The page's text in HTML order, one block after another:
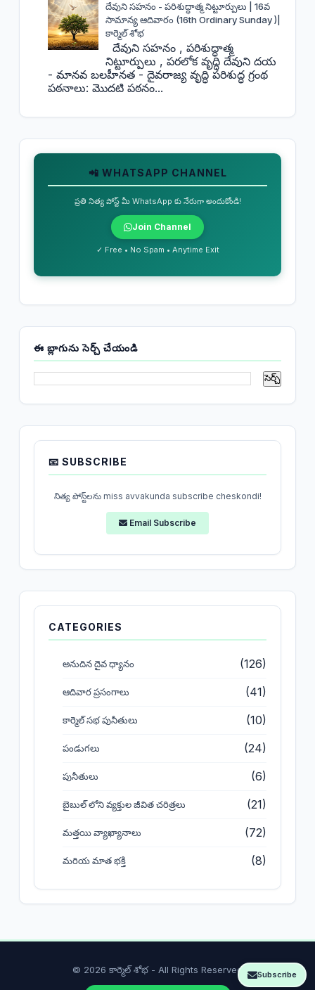
దేవుని సహనం - పరిశుద్ధాత్మ నిట్టూర్పులు | 16వ
సామాన్య ఆదివారం (16th Ordinary Sunday )|
కార్మెల్ శోభ
దేవుని సహనం , పరిశుద్ధాత్మ
నిట్టూర్పులు , పరలోక వృద్ధి దేవుని దయ
- మానవ బలహీనత - దైవరాజ్య వృద్ధి పరిశుద్ధ గ్రంథ
పఠనాలు: మొదటి పఠనం...
📲 WHATSAPP CHANNEL
ప్రతి నిత్య పోస్ట్ మీ WhatsApp కు నేరుగా అందుకోండి!
Join Channel
✓ Free • No Spam • Anytime Exit
ఈ బ్లాగును సెర్చ్ చేయండి
📧 SUBSCRIBE
నిత్య పోస్ట్‌లను miss avvakunda subscribe cheskondi!
Email Subscribe
CATEGORIES
అనుదిన దైవ ధ్యానం (126)
ఆదివార ప్రసంగాలు (41)
కార్మెల్ సభ పునీతులు (10)
పండుగలు (24)
పునీతులు (6)
బైబుల్ లోని వ్యక్తుల జీవిత చరిత్రలు (21)
మత్తయి వ్యాఖ్యానాలు (72)
మరియ మాత భక్తి (8)
© 2026 కార్మెల్ శోభ - All Rights Reserved Subscribe